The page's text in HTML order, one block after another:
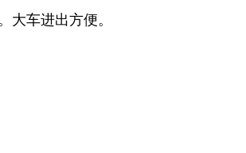
大车进出方便。